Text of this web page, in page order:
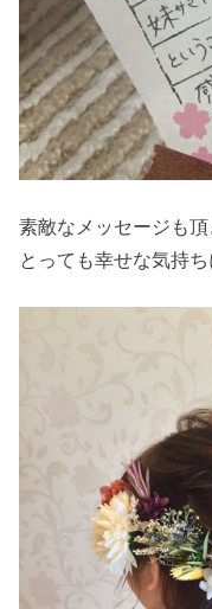
素敵なメッセージも頂
とっても幸せな気持